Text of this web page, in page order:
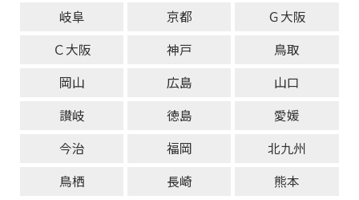
岐阜
京都
Ｇ大阪
Ｃ大阪
神戸
鳥取
岡山
広島
山口
讃岐
徳島
愛媛
今治
福岡
北九州
鳥栖
長崎
熊本